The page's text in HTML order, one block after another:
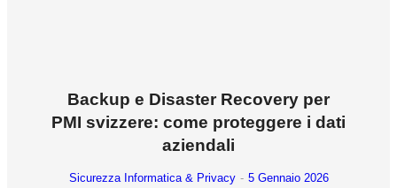
Backup e Disaster Recovery per
PMI svizzere: come proteggere i dati
aziendali
Sicurezza Informatica & Privacy 5 Gennaio 2026